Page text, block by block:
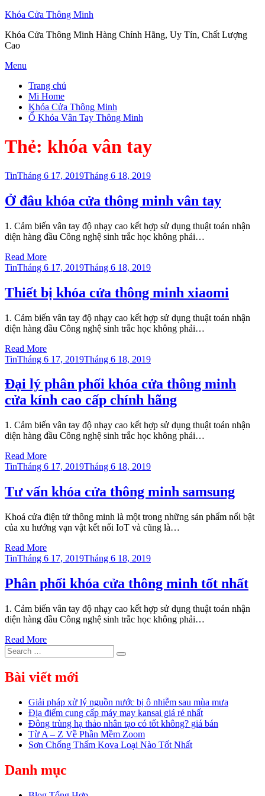
Khóa Cửa Thông Minh
Khóa Cửa Thông Minh Hàng Chính Hãng, Uy Tín, Chất Lượng
Cao
Skip
content
Menu
Trang chủ
Mi Home
Khóa Cửa Thông Minh
Ổ Khóa Vân Tay Thông Minh
Thẻ: khóa vân tay
TinPosted
Tháng 6 17, 2019Tháng 6 18, 2019
Ở đâu khóa cửa thông minh vân tay
1. Cảm biến vân tay độ nhạy cao kết hợp sử dụng thuật toán nhận
diện hàng đầu Công nghệ sinh trắc học không phải…
Read More
TinPosted
Tháng 6 17, 2019Tháng 6 18, 2019
Thiết bị khóa cửa thông minh xiaomi
1. Cảm biến vân tay độ nhạy cao kết hợp sử dụng thuật toán nhận
diện hàng đầu Công nghệ sinh trắc học không phải…
Read More
TinPosted
Tháng 6 17, 2019Tháng 6 18, 2019
Đại lý phân phối khóa cửa thông minh
cửa kính cao cấp chính hãng
1. Cảm biến vân tay độ nhạy cao kết hợp sử dụng thuật toán nhận
diện hàng đầu Công nghệ sinh trắc học không phải…
Read More
TinPosted
Tháng 6 17, 2019Tháng 6 18, 2019
Tư vấn khóa cửa thông minh samsung
Khoá cửa điện tử thông minh là một trong những sản phẩm nổi bật
của xu hướng vạn vật kết nối IoT và cũng là…
Read More
TinPosted
Tháng 6 17, 2019Tháng 6 18, 2019
Phân phối khóa cửa thông minh tốt nhất
1. Cảm biến vân tay độ nhạy cao kết hợp sử dụng thuật toán nhận
diện hàng đầu Công nghệ sinh trắc học không phải…
Read More
Search
for:
Search
Bài viết mới
Giải pháp xử lý nguồn nước bị ô nhiễm sau mùa mưa
Địa điểm cung cấp máy may kansai giá rẻ nhất
Đông trùng hạ thảo nhân tạo có tốt không? giá bán
Từ A – Z Về Phần Mềm Zoom
Sơn Chống Thấm Kova Loại Nào Tốt Nhất
Danh mục